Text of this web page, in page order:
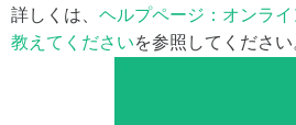
詳しくは、 ヘルプページ：オンラ
教えてくださいを参照してください